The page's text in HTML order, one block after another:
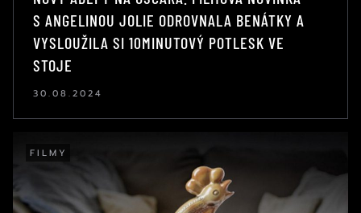
S ANGELINOU JOLIE ODROVNALA BENÁTKY A
VYSLOUŽILA SI 10MINUTOVÝ POTLESK VE
STOJE
30.08.2024
FILMY